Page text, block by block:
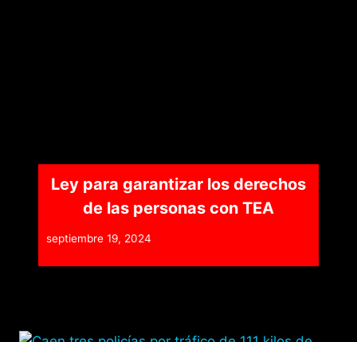
Ley para garantizar los derechos
de las personas con TEA
septiembre 19, 2024